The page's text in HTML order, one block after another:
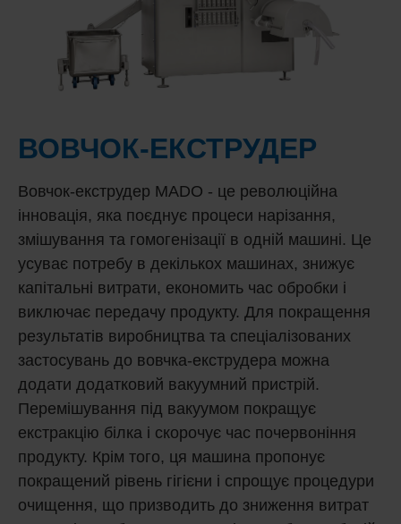
ВОВЧОК-ЕКСТРУДЕР
Вовчок-екструдер MADO - це революційна
інновація, яка поєднує процеси нарізання,
змішування та гомогенізації в одній машині. Це
усуває потребу в декількох машинах, знижує
капітальні витрати, економить час обробки і
виключає передачу продукту. Для покращення
результатів виробництва та спеціалізованих
застосувань до вовчка-екструдера можна
додати додатковий вакуумний пристрій.
Перемішування під вакуумом покращує
екстракцію білка і скорочує час почервоніння
продукту. Крім того, ця машина пропонує
покращений рівень гігієни і спрощує процедури
очищення, що призводить до зниження витрат